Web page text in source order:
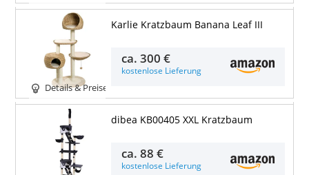
Details & Preise
Karlie Kratzbaum Banana Leaf III
ca.300 €
kostenlose Lieferung
dibea KB00405 XXL Kratzbaum
ca.88 €
kostenlose Lieferung